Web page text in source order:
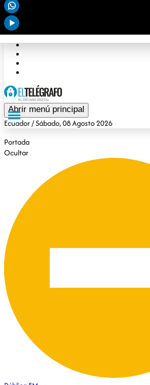
Deportes
Tendencias
Abrir menú principal
Ecuador/ Sábado, 08 Agosto 2026
Portada
Ocultar